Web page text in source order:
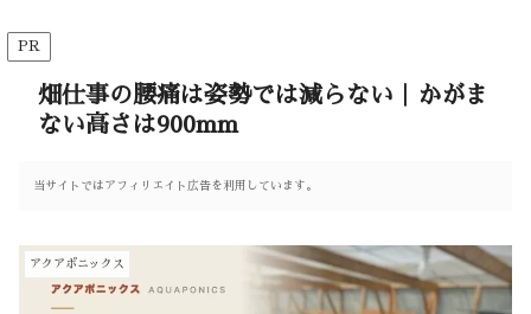
PR
畑仕事の腰痛は姿勢では減らない｜かがま
ない高さは900mm
当サイトではアフィリエイト広告を利用しています。
アクアポニックス